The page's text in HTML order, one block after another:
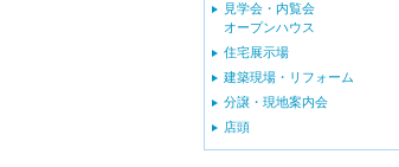
見学会・内覧会
オープンハウス
住宅展示場
建築現場・リフォーム
分譲・現地案内会
店頭